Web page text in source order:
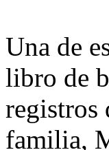
Una de
libro de
registros
familia,